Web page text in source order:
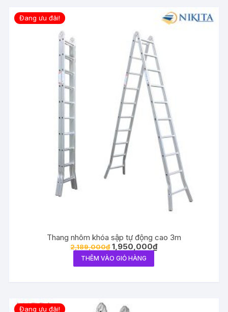
Đang ưu đãi!
Thang nhôm khóa sập tự động cao 3m
2,189,000₫ 1,950,000₫
THÊM VÀO GIỎ HÀNG
Đang ưu đãi!